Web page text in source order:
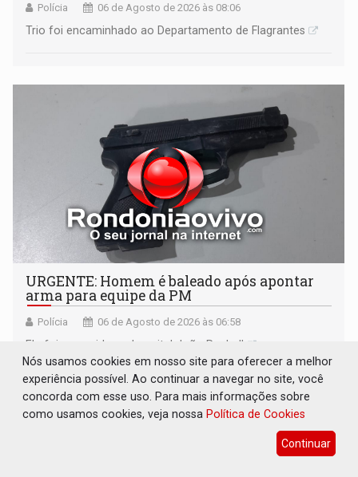
Polícia 06 de Agosto de 2026 às 08:06
Trio foi encaminhado ao Departamento de Flagrantes
URGENTE: Homem é baleado após apontar
arma para equipe da PM
Polícia 06 de Agosto de 2026 às 06:58
Ele foi socorrido ao hospital João Paulo II
Nós usamos cookies em nosso site para oferecer a melhor
experiência possível. Ao continuar a navegar no site, você
concorda com esse uso. Para mais informações sobre
como usamos cookies, veja nossa Política de Cookies
Continuar